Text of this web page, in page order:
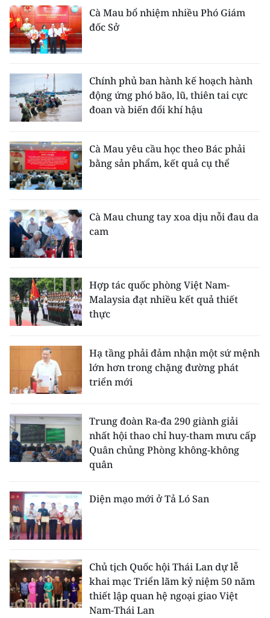
Cà Mau bổ nhiệm nhiều Phó Giám
đốc Sở
Chính phủ ban hành kế hoạch hành
động ứng phó bão, lũ, thiên tai cực
đoan và biến đổi khí hậu
Cà Mau yêu cầu học theo Bác phải
bằng sản phẩm, kết quả cụ thể
Cà Mau chung tay xoa dịu nỗi đau da
cam
Hợp tác quốc phòng Việt Nam-
Malaysia đạt nhiều kết quả thiết
thực
Hạ tầng phải đảm nhận một sứ mệnh
lớn hơn trong chặng đường phát
triển mới
Trung đoàn Ra-đa 290 giành giải
nhất hội thao chỉ huy-tham mưu cấp
Quân chủng Phòng không-không
quân
Diện mạo mới ở Tả Ló San
Chủ tịch Quốc hội Thái Lan dự lễ
khai mạc Triển lãm kỷ niệm 50 năm
thiết lập quan hệ ngoại giao Việt
Nam-Thái Lan